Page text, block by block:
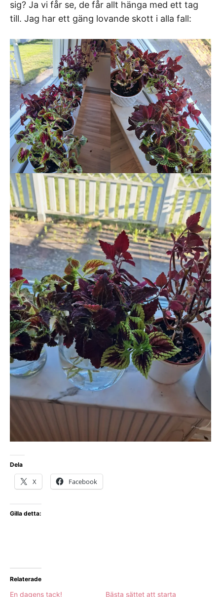
sig? Ja vi får se, de får allt hänga med ett tag
till. Jag har ett gäng lovande skott i alla fall:
Dela
X Facebook
Gilla detta:
Relaterade
En dagens tack!
Bästa sättet att starta